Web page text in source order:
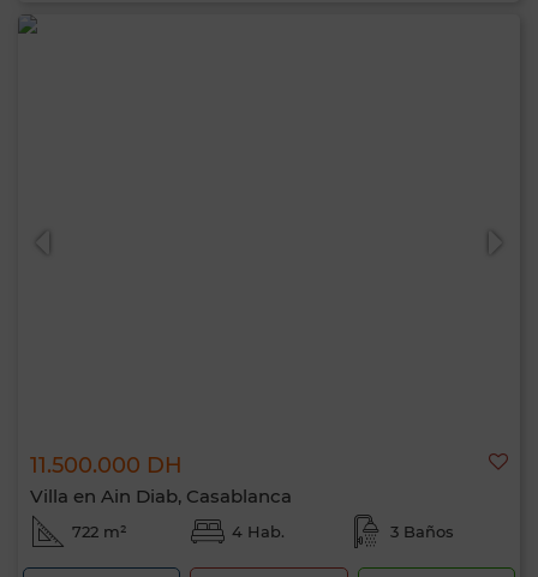
11.500.000 DH
Villa en Ain Diab, Casablanca
722 m² 4 Hab. 3 Baños